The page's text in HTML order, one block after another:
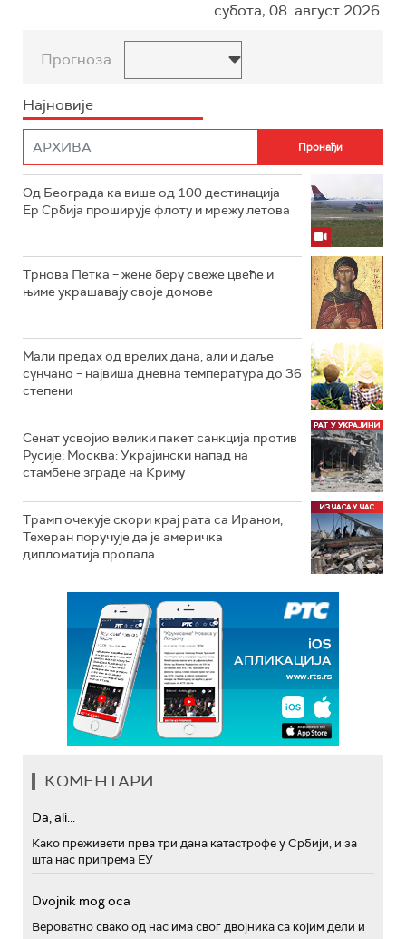
субота, 08. август 2026.
Прогноза
Најновије
Од Београда ка више од 100 дестинација –
Ер Србија проширује флоту и мрежу летова
Трнова Петка – жене беру свеже цвеће и
њиме украшавају своје домове
Мали предах од врелих дана, али и даље
сунчано – највиша дневна температура до 36
степени
Сенат усвојио велики пакет санкција против
Русије; Москва: Украјински напад на
стамбене зграде на Криму
Трамп очекује скори крај рата са Ираном,
Техеран поручује да је америчка
дипломатија пропала
КОМЕНТАРИ
Da, ali...
Како преживети прва три дана катастрофе у Србији, и за
шта нас припрема ЕУ
Dvojnik mog oca
Вероватно свако од нас има свог двојника са којим дели и